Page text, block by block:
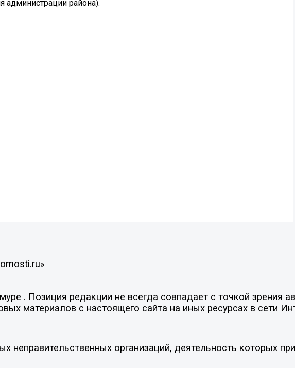
администрации района).
. Позиция редакции не всегда совпадает с точкой зрения
материалов с настоящего сайта на иных ресурсах в сети
неправительственных организаций, деятельность которых